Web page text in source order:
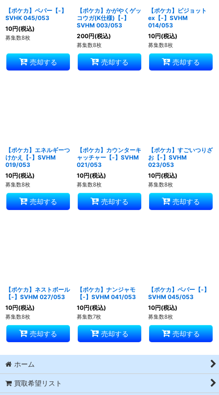
【ポケカ】ペパー【-】
SVHK 045/053
10円(税込)
募集数8枚
売却する
【ポケカ】かがやくゲッ
コウガ(K仕様)【-】
SVHM 003/053
200円(税込)
募集数8枚
売却する
【ポケカ】ピジョット
ex【-】SVHM
014/053
10円(税込)
募集数8枚
売却する
【ポケカ】エネルギーつ
けかえ【-】SVHM
019/053
10円(税込)
募集数8枚
売却する
【ポケカ】カウンターキ
ャッチャー【-】SVHM
021/053
10円(税込)
募集数8枚
売却する
【ポケカ】すごいつりざ
お【-】SVHM
023/053
10円(税込)
募集数8枚
売却する
【ポケカ】ネストボール
【-】SVHM 027/053
10円(税込)
募集数8枚
売却する
【ポケカ】ナンジャモ
【-】SVHM 041/053
10円(税込)
募集数7枚
売却する
【ポケカ】ペパー【-】
SVHM 045/053
10円(税込)
募集数8枚
売却する
ホーム
買取希望リスト